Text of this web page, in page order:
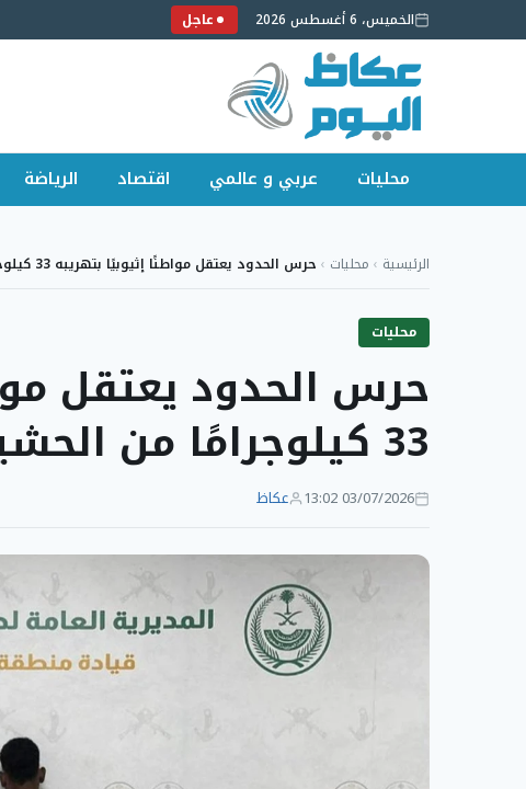
الخميس، 6 أغسطس 2026 عاجل
محليات عربي و عالمي اقتصاد الرياضة
الرئيسية › محليات › حرس الحدود يعتقل مواطنًا إثيوبيًا بتهريبه 33 كيلوجرامًا…
محليات
حرس الحدود يعتقل
33 كيلوجرامًا من الحشيش في عسير
03/07/2026 13:02 عكاظ